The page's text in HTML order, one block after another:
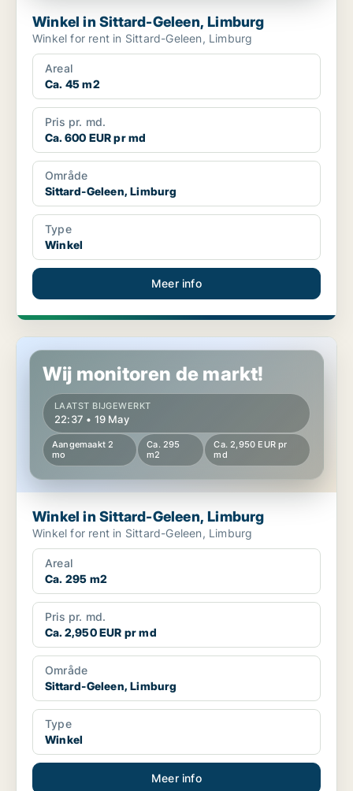
Winkel in Sittard-Geleen, Limburg
Winkel for rent in Sittard-Geleen, Limburg
Areal
Ca. 45 m2
Pris pr. md.
Ca. 600 EUR pr md
Område
Sittard-Geleen, Limburg
Type
Winkel
Meer info
Winkel in Sittard-Geleen, Limburg
Wij monitoren de markt!
LAATST BIJGEWERKT
22:37 • 19 May
Aangemaakt 2
mo
Ca. 295
m2
Ca. 2,950 EUR pr
md
Winkel in Sittard-Geleen, Limburg
Winkel for rent in Sittard-Geleen, Limburg
Areal
Ca. 295 m2
Pris pr. md.
Ca. 2,950 EUR pr md
Område
Sittard-Geleen, Limburg
Type
Winkel
Meer info